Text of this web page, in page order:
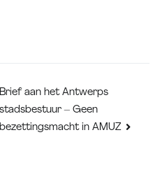
Brief aan het Antwerps
stadsbestuur – Geen
bezettingsmacht in AMUZ